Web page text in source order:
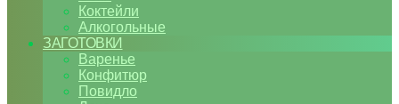
Коктейли
Алкогольные
ЗАГОТОВКИ
Варенье
Конфитюр
Повидло